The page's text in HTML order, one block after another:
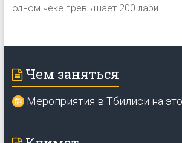
одном чеке превышает 200 лари.
Чем заняться
Мероприятия в Тбилиси на